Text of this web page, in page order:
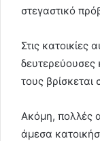
στεγαστικό
Στις κατοικίες
δευτερεύουσες
τους βρίσκεται
Ακόμη, πολλές
άμεσα